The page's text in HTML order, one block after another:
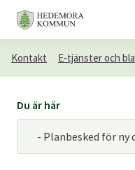
Kontakt E-tjänster och
Du är här